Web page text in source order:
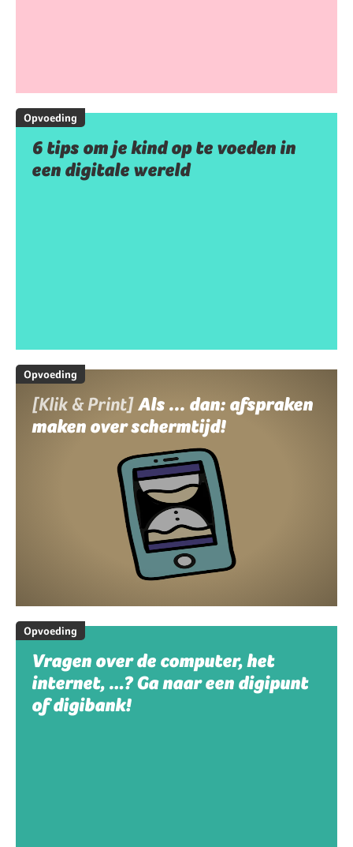
Opvoeding
6 tips om je kind op te voeden in
een digitale wereld
Opvoeding
[Klik & Print]Als ... dan: afspraken
maken over schermtijd!
Opvoeding
Vragen over de computer, het
internet, …? Ga naar een digipunt
of digibank!